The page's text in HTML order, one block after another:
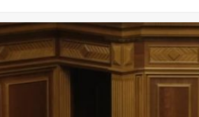
Штраф
за
незаконно
викопаний